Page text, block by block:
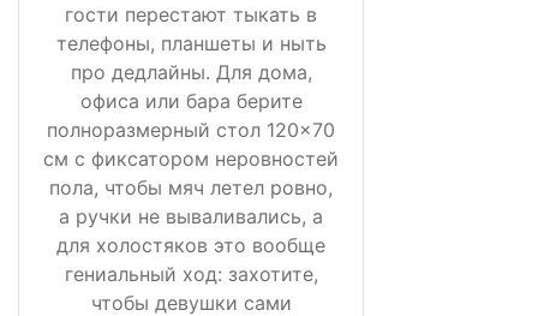
гости перестают тыкать в
телефоны, планшеты и ныть
про дедлайны. Для дома,
офиса или бара берите
полноразмерный стол 120×70
см с фиксатором неровностей
пола, чтобы мяч летел ровно,
а ручки не вываливались, а
для холостяков это вообще
гениальный ход: захотите,
чтобы девушки сами